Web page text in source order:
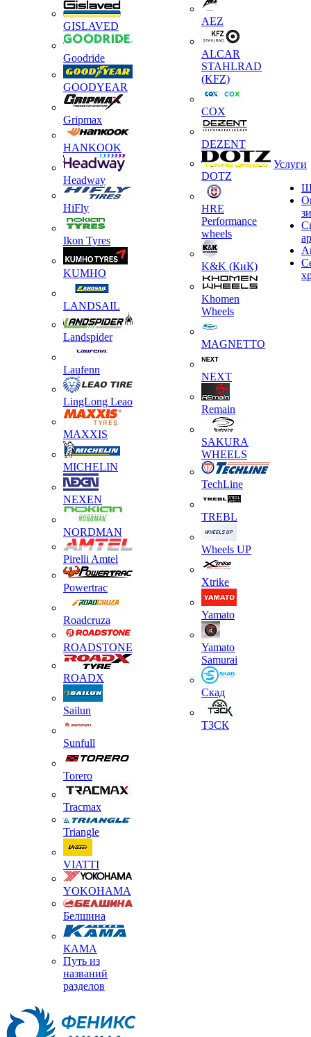
GISLAVED
Goodride
GOODYEAR
Gripmax
HANKOOK
Headway
HiFly
Ikon Tyres
KUMHO
LANDSAIL
Landspider
Laufenn
LingLong Leao
MAXXIS
MICHELIN
NEXEN
NORDMAN
Pirelli Amtel
Powertrac
Roadcruza
ROADSTONE
ROADX
Sailun
Sunfull
Torero
Tracmax
Triangle
VIATTI
YOKOHAMA
Белшина
КАМА
Путь из
названий
разделов
AEZ
ALCAR
STAHLRAD
(KFZ)
COX
DEZENT
DOTZ
HRE
Performance
wheels
K&K (КиК)
Khomen
Wheels
MAGNETTO
NEXT
Remain
SAKURA
WHEELS
TechLine
TREBL
Wheels UP
Xtrike
Yamato
Yamato
Samurai
Скад
ТЗСК
Услуги